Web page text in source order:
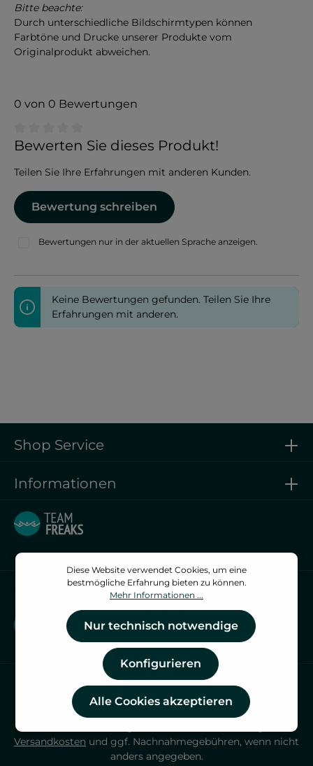
Bitte beachte:
Durch unterschiedliche Bildschirmtypen können
Farbtöne und Drucke unserer Produkte vom
Originalprodukt abweichen.
0 von 0 Bewertungen
Durchschnittliche Bewertung von 0 von 5 Sternen
Bewerten Sie dieses Produkt!
Teilen Sie Ihre Erfahrungen mit anderen Kunden.
Bewertung schreiben
Bewertungen nur in der aktuellen Sprache anzeigen.
Keine Bewertungen gefunden. Teilen Sie Ihre
Erfahrungen mit anderen.
Vertrag widerrufen
Vertrag widerrufen
Shop Service
Informationen
Versandkosten und ggf. Nachnahmegebühren, wenn nicht
anders angegeben.
Diese Website verwendet Cookies, um eine
bestmögliche Erfahrung bieten zu können.
Mehr Informationen ...
Nur technisch notwendige
Konfigurieren
Alle Cookies akzeptieren